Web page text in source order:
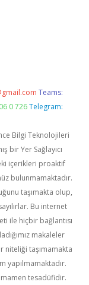
Teams:
0 726 Telegram:
Bilgi Teknolojileri
bir Yer Sağlayıcı
içerikleri proaktif
bulunmamaktadır.
taşımakta olup,
Bu internet
ile hiçbir bağlantısı
makaleler
niteliği taşımamakta
yapılmamaktadır.
tesadüfidir.